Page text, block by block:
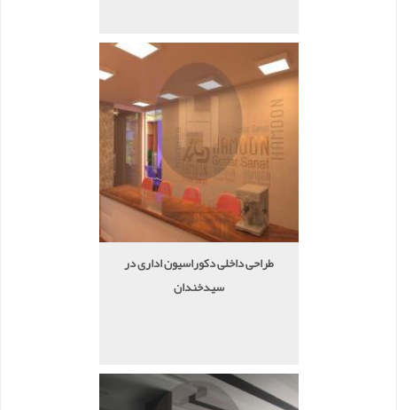
طراحی داخلی دکوراسیون اداری در
سیدخندان